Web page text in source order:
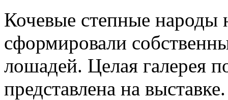
Кочевые степные народы
сформировали
лошадей. Целая галерея
представлена на выставке.